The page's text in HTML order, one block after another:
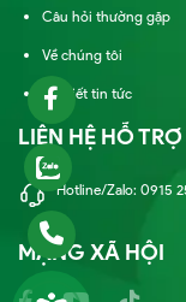
Câu hỏi thường gặp
Về chúng tôi
Bài viết tin tức
LIÊN HỆ HỖ TRỢ
Hotline/Zalo: 0915
MẠNG XÃ HỘI